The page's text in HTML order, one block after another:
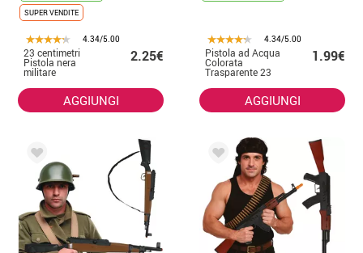
SUPER VENDITE
4.34/5.00
23 centimetri
Pistola nera
militare
2.25€
AGGIUNGI
4.34/5.00
Pistola ad Acqua
Colorata
Trasparente 23
1.99€
AGGIUNGI